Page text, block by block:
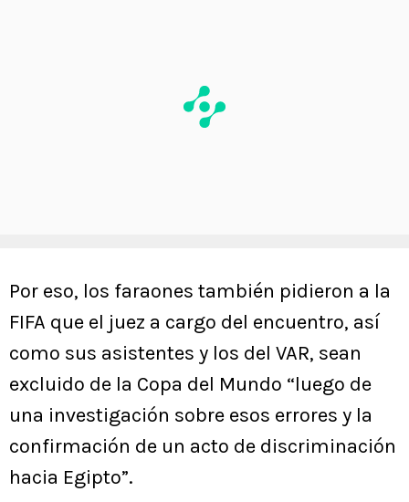
Por eso, los faraones también pidieron a la
FIFA que el juez a cargo del encuentro, así
como sus asistentes y los del VAR, sean
excluido de la Copa del Mundo “luego de
una investigación sobre esos errores y la
confirmación de un acto de discriminación
hacia Egipto”.